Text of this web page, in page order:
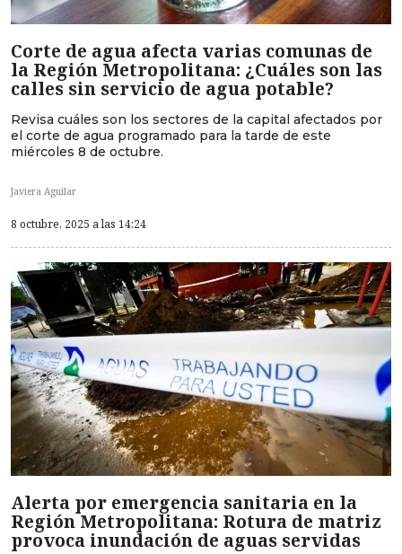
Corte de agua afecta varias comunas de
la Región Metropolitana: ¿Cuáles son las
calles sin servicio de agua potable?
Revisa cuáles son los sectores de la capital afectados por
el corte de agua programado para la tarde de este
miércoles 8 de octubre.
Javiera Aguilar
8 octubre, 2025 a las 14:24
Alerta por emergencia sanitaria en la
Región Metropolitana: Rotura de matriz
provoca inundación de aguas servidas